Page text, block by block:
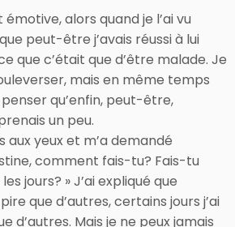
alors quand je l’ai vu
peut-être j’avais réussi à lui
que c’était que d’être malade. Je
mais en même temps
qu’enfin, peut-être,
un peu.
aux yeux et m’a demandé
comment fais-tu? Fais-tu
jours? » J’ai expliqué que
que d’autres, certains jours j’ai
d’autres. Mais je ne peux jamais